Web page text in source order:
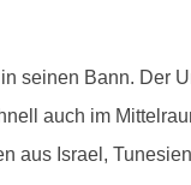
seinen Bann. Der
auch im
aus Israel,